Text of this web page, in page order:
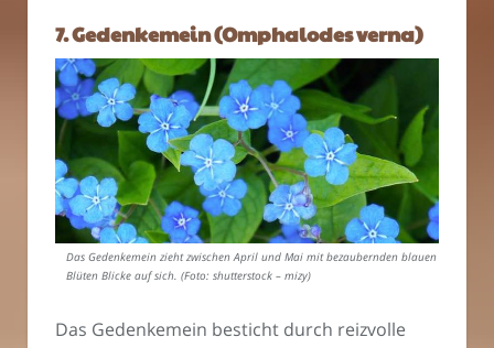
7. Gedenkemein (Omphalodes verna)
Das Gedenkemein zieht zwischen April und Mai mit bezaubernden blauen
Blüten Blicke auf sich. (Foto: shutterstock – mizy)
Das Gedenkemein besticht durch reizvolle